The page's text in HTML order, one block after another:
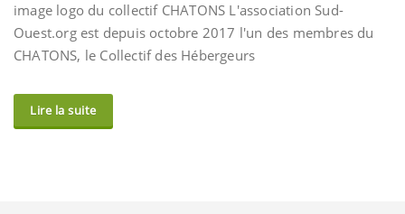
image logo du collectif CHATONS L'association Sud-
Ouest.org est depuis octobre 2017 l'un des membres du
CHATONS, le Collectif des Hébergeurs
Lire la suite